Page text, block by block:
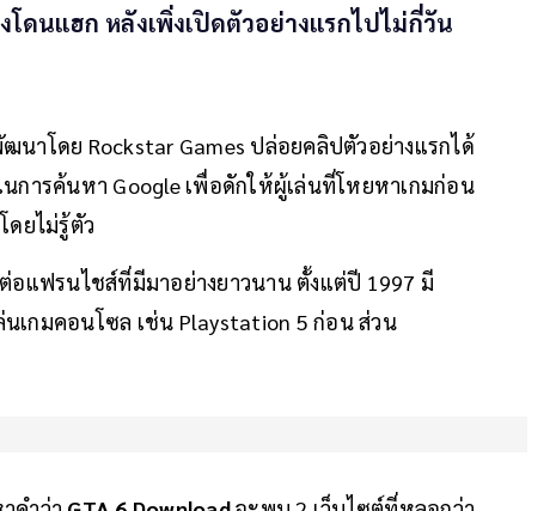
โดนแฮก หลังเพิ่งเปิดตัวอย่างแรกไปไม่กี่วัน
นาโดย Rockstar Games ปล่อยคลิปตัวอย่างแรกได้
การค้นหา Google เพื่อดักให้ผู้เล่นที่โหยหาเกมก่อน
ดยไม่รู้ตัว
อแฟรนไชส์ที่มีมาอย่างยาวนาน ตั้งแต่ปี 1997 มี
เกมคอนโซล เช่น Playstation 5 ก่อน ส่วน